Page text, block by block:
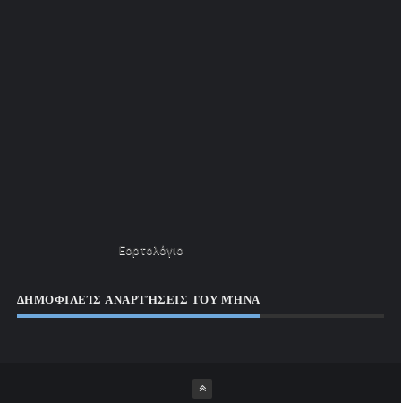
Εορτολόγιο
ΔΗΜΟΦΙΛΕΊΣ ΑΝΑΡΤΉΣΕΙΣ ΤΟΥ ΜΉΝΑ